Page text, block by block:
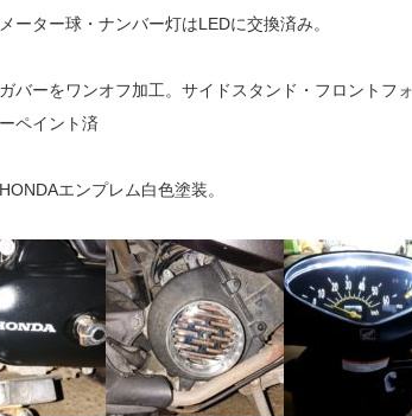
ーター球・ナンバー灯はLEDに交換済み。
バーをワンオフ加工。サイドスタンド・フロントフ
ペイント済
エンプレム白色塗装。